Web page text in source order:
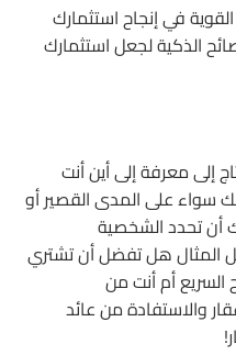
في إنجاح استثمارك
الذكية لجعل استثمارك
إلى معرفة إلى أين أنت
على المدى القصير أو
أن تحدد الشخصية
المثال هل تفضل أن تشتري
السريع أم أنت من
والاستفادة من عائد